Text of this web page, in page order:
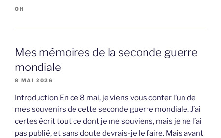
OH
Mes mémoires de la seconde guerre
mondiale
8 MAI 2026
Introduction En ce 8 mai, je viens vous conter l’un de
mes souvenirs de cette seconde guerre mondiale. J’ai
certes écrit tout ce dont je me souviens, mais je ne l’ai
pas publié, et sans doute devrais-je le faire. Mais avant